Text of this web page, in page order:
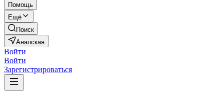
Помощь
Ещё
Поиск
Анапская
Войти
Войти
Зарегистрироваться